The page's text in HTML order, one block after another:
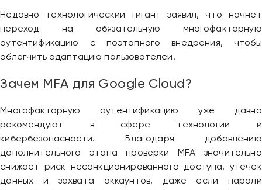
Недавно технологический гигант заявил, что начнет
переход на обязательную многофакторную
аутентификацию с поэтапного внедрения, чтобы
облегчить адаптацию пользователей.
Зачем MFA для Google Cloud?
Многофакторную аутентификацию уже давно
рекомендуют в сфере технологий и
кибербезопасности. Благодаря добавлению
дополнительного этапа проверки MFA значительно
снижает риск несанкционированного доступа, утечек
данных и захвата аккаунтов, даже если пароли